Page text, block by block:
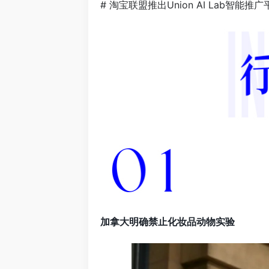
# 淘宝联盟推出Union AI Lab智能推广
加拿大明确禁止化妆品动物实验